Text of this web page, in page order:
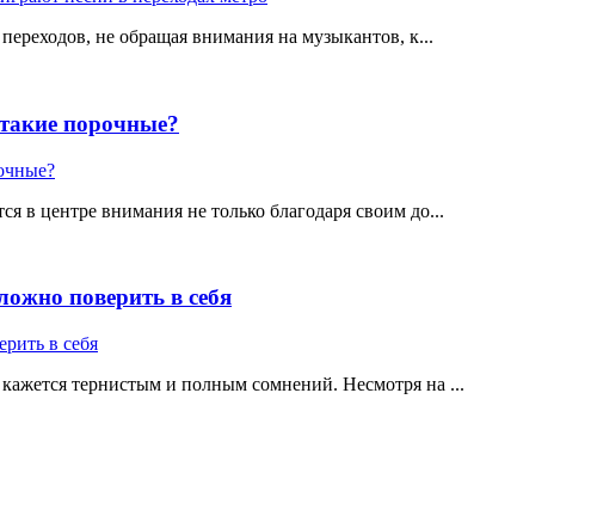
не обращая внимания на музыкантов, к...
порочные?
в центре внимания не только благодаря своим до...
поверить в себя
тернистым и полным сомнений. Несмотря на ...